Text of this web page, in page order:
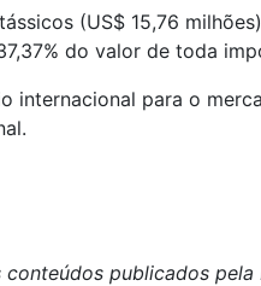
(US$ 15,76
do valor de toda
internacional para o
publicados